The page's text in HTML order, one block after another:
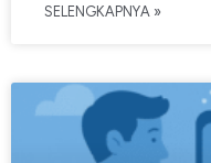
SELENGKAPNYA »